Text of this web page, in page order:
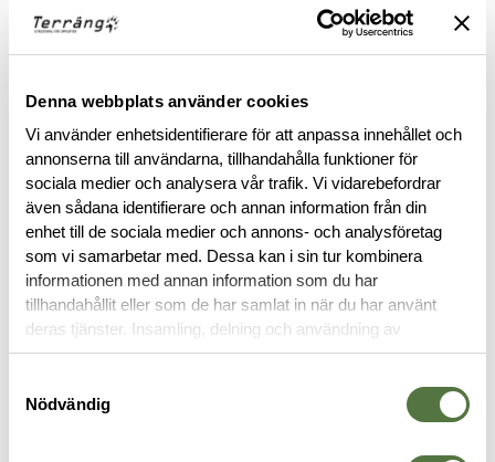
Denna webbplats använder cookies
Vi använder enhetsidentifierare för att anpassa innehållet och
annonserna till användarna, tillhandahålla funktioner för
sociala medier och analysera vår trafik. Vi vidarebefordrar
även sådana identifierare och annan information från din
enhet till de sociala medier och annons- och analysföretag
som vi samarbetar med. Dessa kan i sin tur kombinera
informationen med annan information som du har
tillhandahållit eller som de har samlat in när du har använt
deras tjänster. Insamling, delning och användning av
personuppgifter kan användas för personalisering av
Nödvändig
Galgåsen
GBRS Group
Gerber
Grisport
H
Hatch